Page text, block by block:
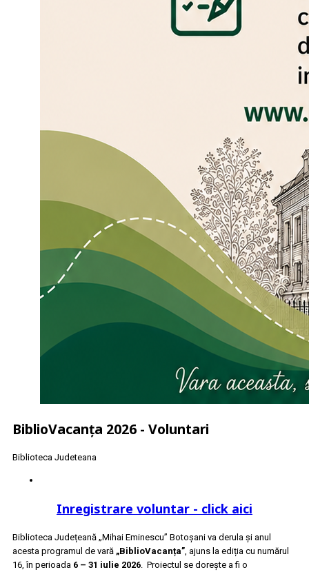
BiblioVacanța 2026 - Voluntari
Biblioteca Judeteana
Inregistrare voluntar - click aici
Biblioteca Județeană „Mihai Eminescu” Botoșani va derula și anul
acesta programul de vară „BiblioVacanța” , ajuns la ediția cu numărul
16, în perioada 6 – 31 iulie 2026 . Proiectul se dorește a fi o